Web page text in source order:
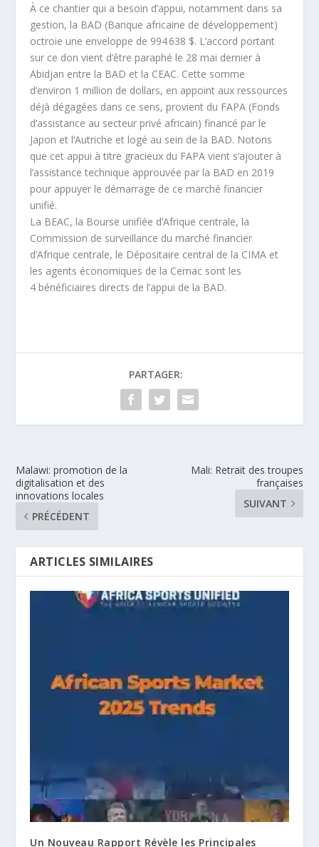
À ce chantier qui a besoin d’appui, notamment dans sa
gestion, la BAD (Banque africaine de développement)
octroie une enveloppe de 994638 $. L’accord portant
sur ce don vient d’être paraphé le 28 mai dernier à
Abidjan entre la BAD et la CEAC. Cette somme
d’environ 1 million de dollars, en appoint aux ressources
déjà dégagées dans ce sens, provient du FAPA (Fonds
d’assistance au secteur privé africain) financé par le
Japon et l’Autriche et logé au sein de la BAD. Notons
que cet appui à titre gracieux du FAPA vient s’ajouter à
l’assistance technique approuvée par la BAD en 2019
pour appuyer le démarrage de ce marché financier
unifié.
La BEAC, la Bourse unifiée d’Afrique centrale, la
Commission de surveillance du marché financier
d’Afrique centrale, le Dépositaire central de la CIMA et
les agents économiques de la Cemac sont les
4 bénéficiaires directs de l’appui de la BAD.
PARTAGER:
Malawi: promotion de la
digitalisation et des
innovations locales
PRÉCÉDENT
Mali: Retrait des troupes
françaises
SUIVANT
ARTICLES SIMILAIRES
Un Nouveau Rapport Révèle les Principales